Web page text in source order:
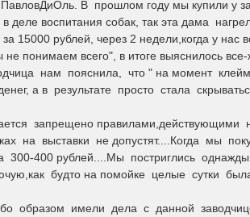
В прошлом году мы купили у
воспитания собак, так эта дама
15000 рублей, через 2 недели,когда у нас
понимаем всего", в итоге выяснилось
нам пояснила, что " на момент
а в результате просто стала
запрещено правилами,действующими
на выставки не допустят....Когда мы
400 рублей....Мы постриглись
будто на помойке целые сутки
образом имели дела с данной